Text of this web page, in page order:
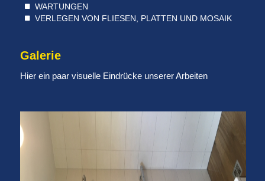
WARTUNGEN
VERLEGEN VON FLIESEN, PLATTEN UND MOSAIK
Galerie
Hier ein paar visuelle Eindrücke unserer Arbeiten